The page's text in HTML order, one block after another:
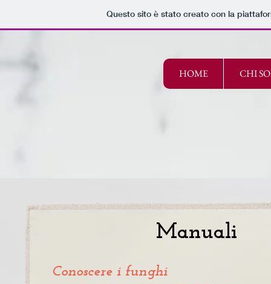
Questo sito è stato creato con la
HOME CHI
Manuali
Conoscere i funghi